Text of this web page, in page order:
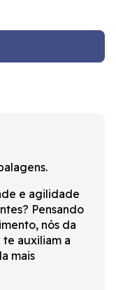
e agilidade
Pensando
nós da
auxiliam a
mais